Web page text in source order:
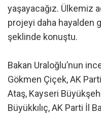
yaşayacağız. Ülkemiz
projeyi daha hayalden
şeklinde konuştu.
Bakan Uraloğlu’nun
Gökmen Çiçek, AK
Ataş, Kayseri
Büyükkılıç, AK Parti İl